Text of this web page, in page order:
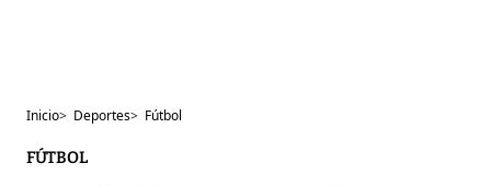
Inicio> Deportes> Fútbol
FÚTBOL